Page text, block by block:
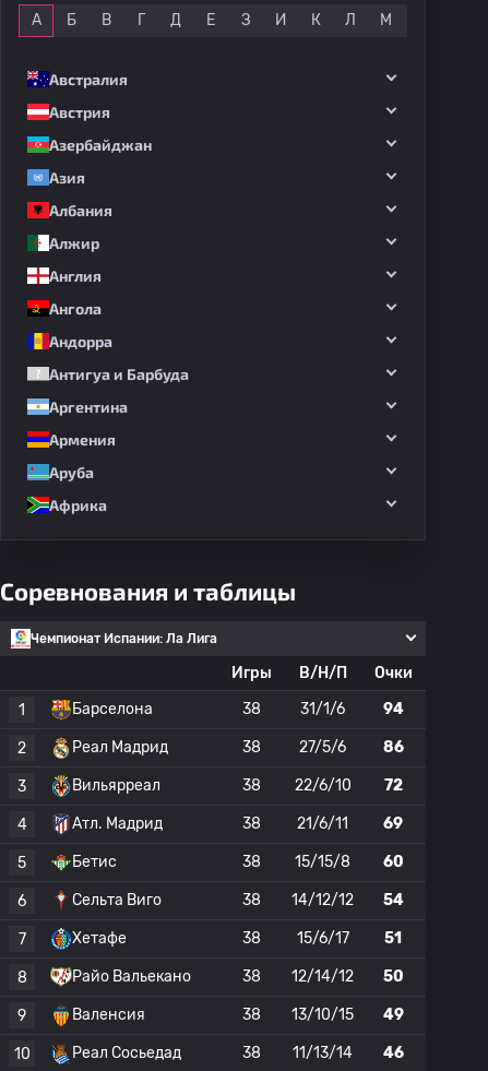
А Б В Г Д Е З И К Л М
Австралия
Австрия
Азербайджан
Азия
Албания
Алжир
Англия
Ангола
Андорра
Антигуа и Барбуда
Аргентина
Армения
Аруба
Африка
Соревнования и таблицы
Чемпионат Испании: Ла Лига
Игры В/Н/П
Очки
1
Барселона 38 31/1/6 94
2 Реал Мадрид 38 27/5/6 86
3 Вильярреал 38 22/6/10 72
4 Атл. Мадрид 38 21/6/11 69
5 Бетис 38 15/15/8 60
6 Сельта Виго 38 14/12/12 54
7 Хетафе 38 15/6/17 51
8 Райо Вальекано 38 12/14/12 50
9 Валенсия 38 13/10/15 49
10 Реал Сосьедад 38 11/13/14 46